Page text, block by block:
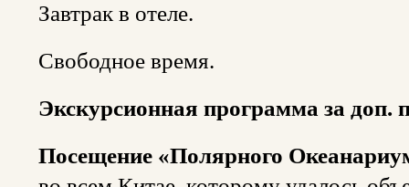
Завтрак в отеле.
Свободное время.
Экскурсионная программа за доп.
Посещение «Полярного